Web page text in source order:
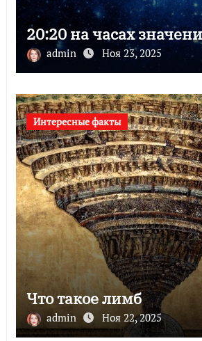
20:20 на часах
admin Ноя 23, 2025
Интересные факты
Что такое лимб
admin Ноя 22, 2025